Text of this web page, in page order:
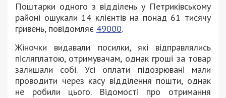
Поштарки одного з відділень у Петриківському
районі ошукали 14 клієнтів на понад 61 тисячу
гривень, повідомляє 49000.
Жіночки видавали посилки, які відправлялись
післяплатою, отримувачам, однак гроші за товар
залишали собі. Усі оплати підозрювані мали
проводити через касу відділення пошти, однак
не робили цього. Відомості про отримання